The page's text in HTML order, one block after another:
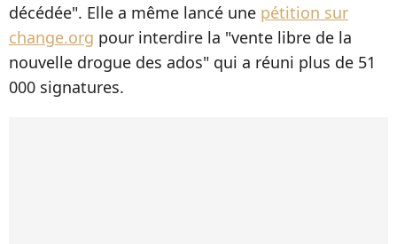
décédée". Elle a même lancé une pétition sur
change.org pour interdire la "vente libre de la
nouvelle drogue des ados" qui a réuni plus de 51
000 signatures.